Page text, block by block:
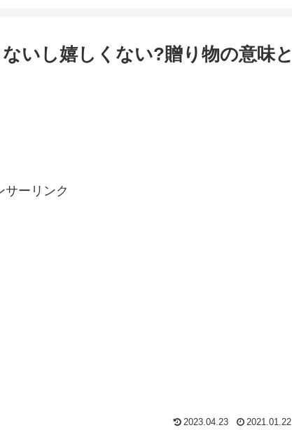
いし嬉しくない?贈り物の意味と
サーリンク
2023.04.23 2021.01.22